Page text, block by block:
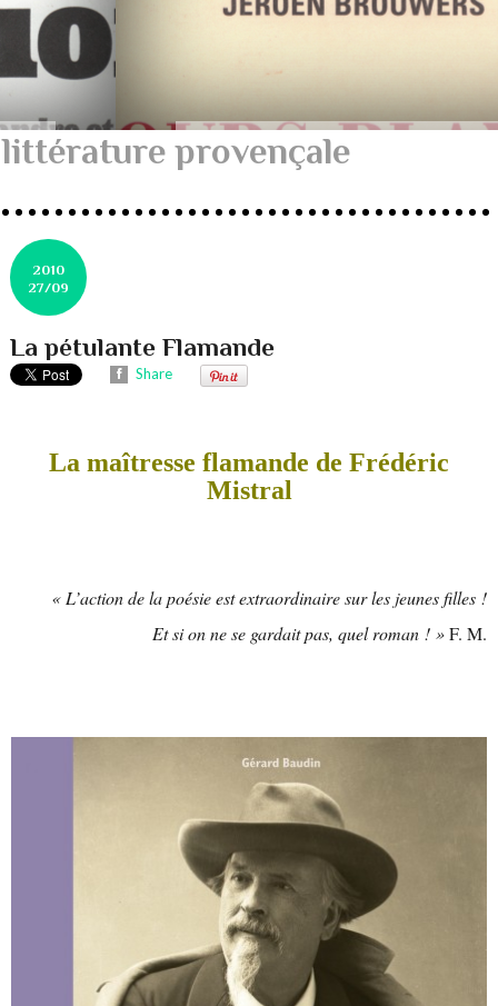
littérature provençale
2010
27/09
La pétulante Flamande
Share
La maîtresse flamande de Frédéric
Mistral
« L’action de la poésie est extraordinaire sur les jeunes filles !
Et si on ne se gardait pas, quel roman ! »F. M.